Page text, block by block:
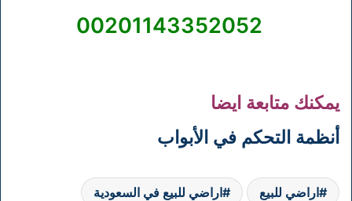
يمكنك متابعة ايضا
أنظمة التحكم في الأبواب
اراضي للبيع اراضي للبيع في السعودية